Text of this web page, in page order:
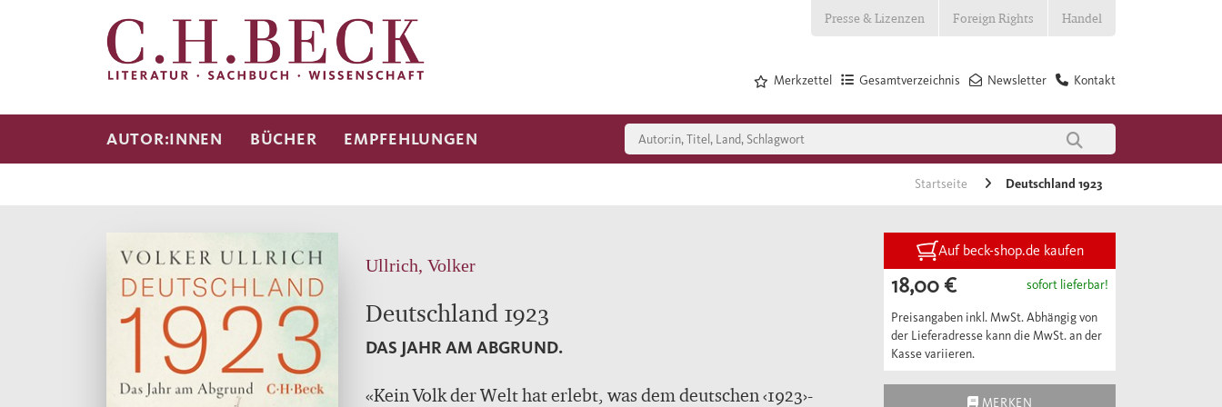
Presse & Lizenzen Foreign Rights Handel
Kontakt
Newsletter
Gesamtverzeichnis
Merkzettel
AUTOR:INNEN BÜCHER EMPFEHLUNGEN
Startseite Deutschland 1923
Ullrich, Volker
Deutschland 1923
DAS JAHR AM ABGRUND.
«Kein Volk der Welt hat erlebt, was dem deutschen ‹1923›-
Auf beck-shop.de kaufen
18,00 € sofort lieferbar!
Preisangaben inkl. MwSt. Abhängig von
der Lieferadresse kann die MwSt. an der
Kasse variieren.
MERKEN